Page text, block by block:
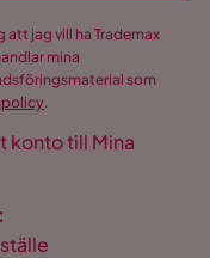
jag vill ha Trademax
mina
som
.
konto till Mina